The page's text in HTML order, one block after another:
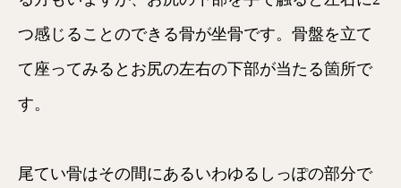
つ感じることのできる骨が坐骨です。骨盤を立て
て座ってみるとお尻の左右の下部が当たる箇所で
す。
尾てい骨はその間にあるいわゆるしっぽの部分で